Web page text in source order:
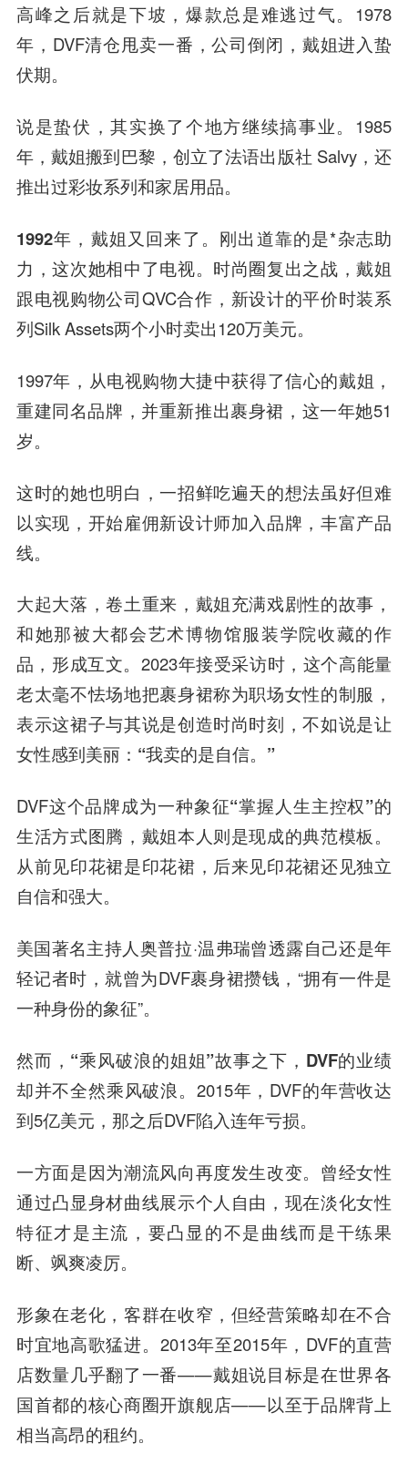
高峰之后就是下坡，爆款总是难逃过气。1978
年，DVF清仓甩卖一番，公司倒闭， 戴姐进入蛰
伏期。
说是蛰伏，其实换了个地方继续搞事业。1985
年，戴姐搬到巴黎，创立了法语出版社 Salvy，还
推出过彩妆系列和家居用品。
1992年，戴姐又回来了。 刚出道靠的是*杂志助
力，这次她相中了电视。时尚圈复出之战，戴姐
跟电视购物公司QVC合作，新设计的平价时装系
列Silk Assets两个小时卖出120万美元。
1997年，从电视购物大捷中获得了信心的戴姐，
重建同名品牌，并重新推出裹身裙 ，这一年她51
岁。
这时的她也明白，一招鲜吃遍天的想法虽好但难
以实现，开始雇佣新设计师加入品牌，丰富产品
线。
大起大落，卷土重来， 戴姐充满戏剧性的故事，
和她那被大都会艺术博物馆服装学院收藏的作
品，形成互文。2023年接受采访时，这个高能量
老太毫不怯场地把裹身裙称为职场女性的制服，
表示这裙子与其说是创造时尚时刻，不如说是让
女性感到美丽： “我卖的是自信。”
DVF这个品牌成为一种象征“掌握人生主控权”的
生活方式图腾 ，戴姐本人则是现成的典范模板。
从前见印花裙是印花裙，后来见印花裙还见独立
自信和强大。
美国著名主持人奥普拉·温弗瑞曾透露自己还是年
轻记者时，就曾为DVF裹身裙攒钱，“拥有一件是
一种身份的象征”。
然而， “乘风破浪的姐姐”故事之下，DVF的业绩
却并不全然乘风破浪。 2015年，DVF的年营收达
到5亿美元，那之后DVF陷入连年亏损。
一方面是因为潮流风向再度发生改变。 曾经女性
通过凸显身材曲线展示个人自由，现在淡化女性
特征才是主流 ，要凸显的不是曲线而是干练果
断、飒爽凌厉。
形象在老化，客群在收窄，但经营策略却在不合
时宜地高歌猛进。2013年至2015年，DVF的直营
店数量几乎翻了一番——戴姐说目标是在世界各
国首都的核心商圈开旗舰店——以至于品牌背上
相当高昂的租约。